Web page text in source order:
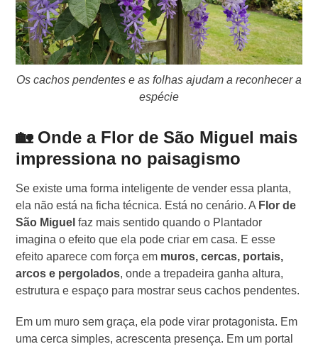
Os cachos pendentes e as folhas ajudam a reconhecer a
espécie
🏡 Onde a Flor de São Miguel mais
impressiona no paisagismo
Se existe uma forma inteligente de vender essa planta,
ela não está na ficha técnica. Está no cenário. A Flor de
São Miguel faz mais sentido quando o Plantador
imagina o efeito que ela pode criar em casa. E esse
efeito aparece com força em muros, cercas, portais,
arcos e pergolados, onde a trepadeira ganha altura,
estrutura e espaço para mostrar seus cachos pendentes.
Em um muro sem graça, ela pode virar protagonista. Em
uma cerca simples, acrescenta presença. Em um portal